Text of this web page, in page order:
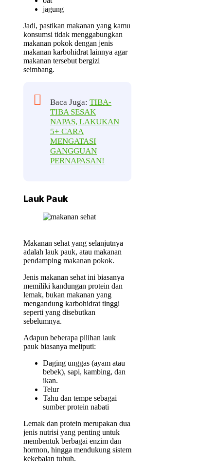
jagung
Jadi, pastikan makanan yang kamu
konsumsi tidak menggabungkan
makanan pokok dengan jenis
makanan karbohidrat lainnya agar
makanan tersebut bergizi
seimbang.
Baca Juga: TIBA-
TIBA SESAK
NAPAS, LAKUKAN
5+ CARA
MENGATASI
GANGGUAN
PERNAPASAN!
Lauk Pauk
Makanan sehat yang selanjutnya
adalah lauk pauk, atau makanan
pendamping makanan pokok.
Jenis makanan sehat ini biasanya
memiliki kandungan protein dan
lemak, bukan makanan yang
mengandung karbohidrat tinggi
seperti yang disebutkan
sebelumnya.
Adapun beberapa pilihan lauk
pauk biasanya meliputi:
Daging unggas (ayam atau
bebek), sapi, kambing, dan
ikan.
Telur
Tahu dan tempe sebagai
sumber protein nabati
Lemak dan protein merupakan dua
jenis nutrisi yang penting untuk
membentuk berbagai enzim dan
hormon, hingga mendukung sistem
kekebalan tubuh.